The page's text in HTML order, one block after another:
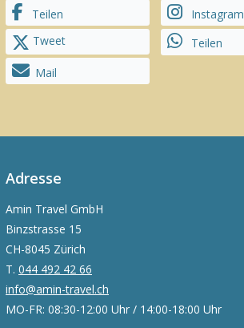
Teilen
Instagram
Tweet
Teilen
Mail
Adresse
Amin Travel GmbH
Binzstrasse 15
CH-8045 Zürich
T. 044 492 42 66
info@amin-travel.ch
MO-FR: 08:30-12:00 Uhr / 14:00-18:00 Uhr